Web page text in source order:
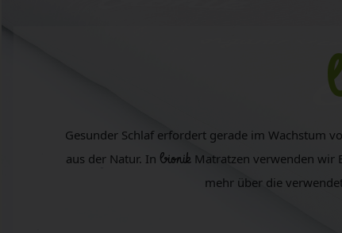
Gesunder Schlaf erfordert gerade im Wachstum
aus der Natur. In bionik Matratzen verwenden wir
mehr über die